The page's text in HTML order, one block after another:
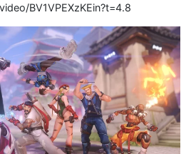
BV1VPEXzKEin?t=4.8